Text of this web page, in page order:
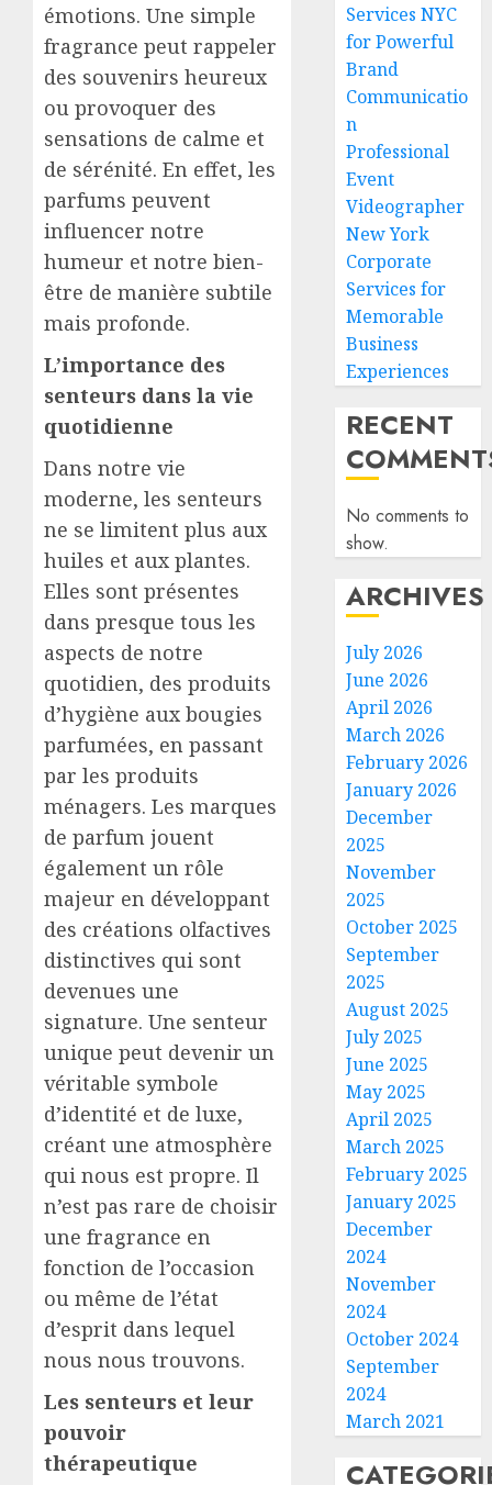
émotions. Une simple
fragrance peut rappeler
des souvenirs heureux
ou provoquer des
sensations de calme et
de sérénité. En effet, les
parfums peuvent
influencer notre
humeur et notre bien-
être de manière subtile
mais profonde.
L’importance des
senteurs dans la vie
quotidienne
Dans notre vie
moderne, les senteurs
ne se limitent plus aux
huiles et aux plantes.
Elles sont présentes
dans presque tous les
aspects de notre
quotidien, des produits
d’hygiène aux bougies
parfumées, en passant
par les produits
ménagers. Les marques
de parfum jouent
également un rôle
majeur en développant
des créations olfactives
distinctives qui sont
devenues une
signature. Une senteur
unique peut devenir un
véritable symbole
d’identité et de luxe,
créant une atmosphère
qui nous est propre. Il
n’est pas rare de choisir
une fragrance en
fonction de l’occasion
ou même de l’état
d’esprit dans lequel
nous nous trouvons.
Les senteurs et leur
pouvoir
thérapeutique
Services NYC
for Powerful
Brand
Communicatio
n
Professional
Event
Videographer
New York
Corporate
Services for
Memorable
Business
Experiences
RECENT
No comments to
show.
ARCHIVES
July 2026
June 2026
April 2026
March 2026
February 2026
January 2026
December
2025
November
2025
October 2025
September
2025
August 2025
July 2025
June 2025
May 2025
April 2025
March 2025
February 2025
January 2025
December
2024
November
2024
October 2024
September
2024
March 2021